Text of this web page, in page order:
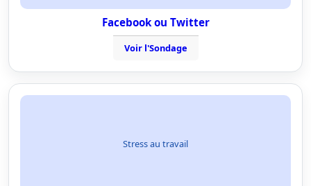
Facebook ou Twitter
Voir l'Sondage
Stress au travail